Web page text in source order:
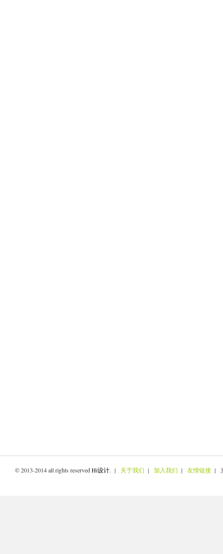
© 2013-2014 all rights reservedHi设计. | 关于我们 | 加入我们 | 友情链接 |